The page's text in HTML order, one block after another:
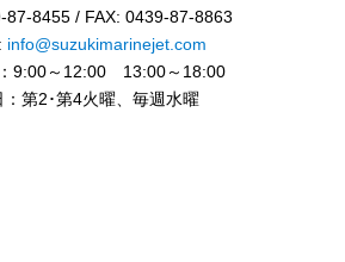
87-8455 / FAX: 0439-87-8863
info@suzukimarinejet.com
9:00～12:00 13:00～18:00
：第2･第4火曜、毎週水曜